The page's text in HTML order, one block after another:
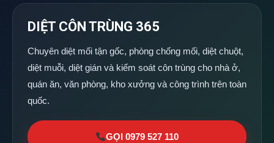
DIỆT CÔN TRÙNG 365
Chuyên diệt mối tận gốc, phòng chống mối, diệt chuột,
diệt muỗi, diệt gián và kiểm soát côn trùng cho nhà ở,
quán ăn, văn phòng, kho xưởng và công trình trên toàn
quốc.
GỌI 0979 527 110